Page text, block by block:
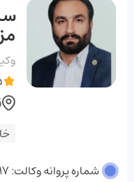
شماره پروانه وکالت: 49097